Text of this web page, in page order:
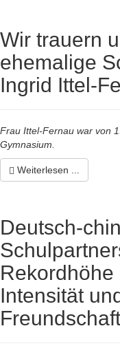
Wir trauern
ehemalige
Ingrid Ittel-
Frau Ittel-Fernau war von
Gymnasium.
Weiterlesen ...
Deutsch-
Rekordhöhe
Intensität